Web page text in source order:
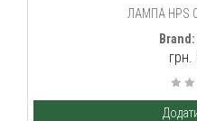
ЛАМПА HPS
Brand:
грн.